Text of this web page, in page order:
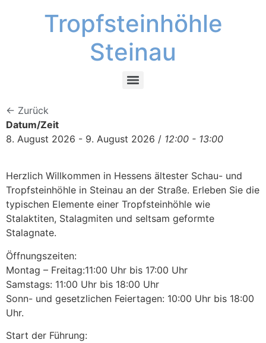
Tropfsteinhöhle
Steinau
← Zurück
Datum/Zeit
8. August 2026 - 9. August 2026 / 12:00 - 13:00
Herzlich Willkommen in Hessens ältester Schau- und
Tropfsteinhöhle in Steinau an der Straße. Erleben Sie die
typischen Elemente einer Tropfsteinhöhle wie
Stalaktiten, Stalagmiten und seltsam geformte
Stalagnate.
Öffnungszeiten:
Montag – Freitag:11:00 Uhr bis 17:00 Uhr
Samstags: 11:00 Uhr bis 18:00 Uhr
Sonn- und gesetzlichen Feiertagen: 10:00 Uhr bis 18:00
Uhr.
Start der Führung: